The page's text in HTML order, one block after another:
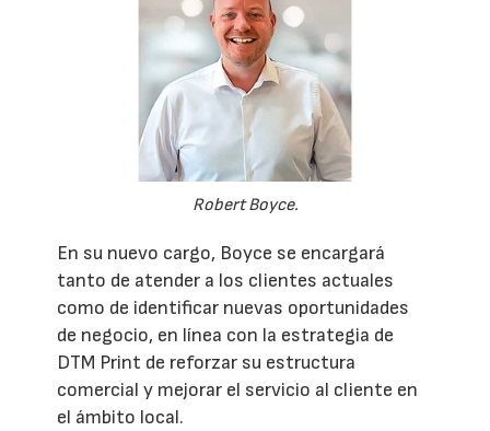
Robert Boyce.
En su nuevo cargo, Boyce se encargará
tanto de atender a los clientes actuales
como de identificar nuevas oportunidades
de negocio, en línea con la estrategia de
DTM Print de reforzar su estructura
comercial y mejorar el servicio al cliente en
el ámbito local.